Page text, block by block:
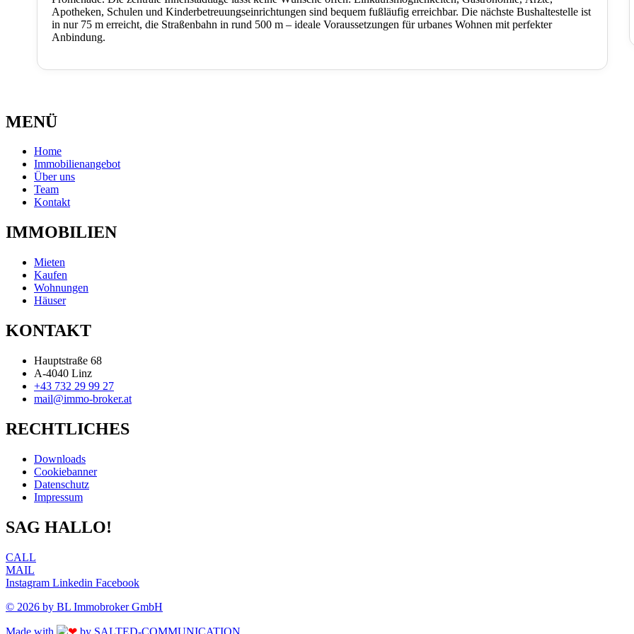
Apotheken, Schulen und Kinderbetreuungseinrichtungen sind bequem fußläufig erreichbar. Die nächste Bushaltestelle ist
in nur 75 m erreicht, die Straßenbahn in rund 500 m – ideale Voraussetzungen für urbanes Wohnen mit perfekter
Anbindung.
MENÜ
Home
Immobilienangebot
Über uns
Team
Kontakt
IMMOBILIEN
Mieten
Kaufen
Wohnungen
Häuser
KONTAKT
Hauptstraße 68
A-4040 Linz
+43 732 29 99 27
mail@immo-broker.at
RECHTLICHES
Downloads
Cookiebanner
Datenschutz
Impressum
SAG HALLO!
CALL
MAIL
Instagram Linkedin Facebook
© 2026 by BL Immobroker GmbH
Made with by SALTED-COMMUNICATION